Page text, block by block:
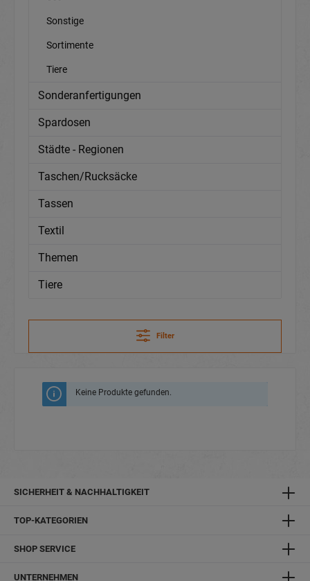
Sonstige
Sortimente
Tiere
Sonderanfertigungen
Spardosen
Städte - Regionen
Taschen/Rucksäcke
Tassen
Textil
Themen
Tiere
Filter
Keine Produkte gefunden.
SICHERHEIT & NACHHALTIGKEIT
TOP-KATEGORIEN
SHOP SERVICE
UNTERNEHMEN